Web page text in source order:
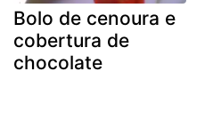
Bolo de cenoura e
cobertura de
chocolate